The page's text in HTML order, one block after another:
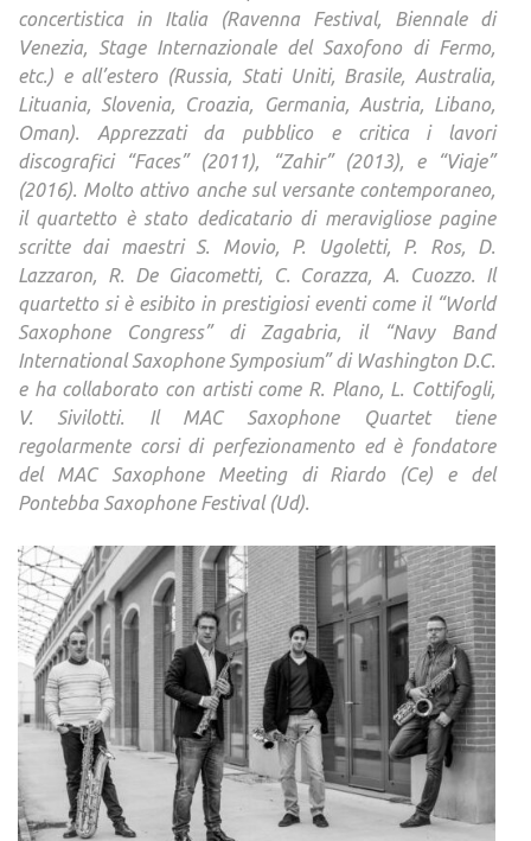
concertistica in Italia (Ravenna Festival, Biennale di
Venezia, Stage Internazionale del Saxofono di Fermo,
etc.) e all’estero (Russia, Stati Uniti, Brasile, Australia,
Lituania, Slovenia, Croazia, Germania, Austria, Libano,
Oman). Apprezzati da pubblico e critica i lavori
discografici “Faces” (2011), “Zahir” (2013), e “Viaje”
(2016). Molto attivo anche sul versante contemporaneo,
il quartetto è stato dedicatario di meravigliose pagine
scritte dai maestri S. Movio, P. Ugoletti, P. Ros, D.
Lazzaron, R. De Giacometti, C. Corazza, A. Cuozzo. Il
quartetto si è esibito in prestigiosi eventi come il “World
Saxophone Congress” di Zagabria, il “Navy Band
International Saxophone Symposium” di Washington D.C.
e ha collaborato con artisti come R. Plano, L. Cottifogli,
V. Sivilotti. Il MAC Saxophone Quartet tiene
regolarmente corsi di perfezionamento ed è fondatore
del MAC Saxophone Meeting di Riardo (Ce) e del
Pontebba Saxophone Festival (Ud).